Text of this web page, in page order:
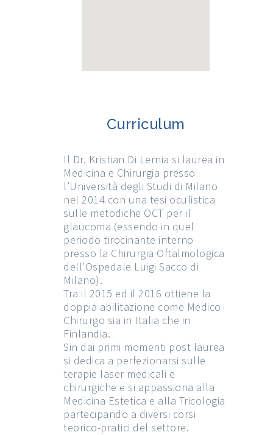
Curriculum
Il Dr. Kristian Di Lernia si laurea in
Medicina e Chirurgia presso
l’Università degli Studi di Milano
nel 2014 con una tesi oculistica
sulle metodiche OCT per il
glaucoma (essendo in quel
periodo tirocinante interno
presso la Chirurgia Oftalmologica
dell’Ospedale Luigi Sacco di
Milano).
Tra il 2015 ed il 2016 ottiene la
doppia abilitazione come Medico-
Chirurgo sia in Italia che in
Finlandia.
Sin dai primi momenti post laurea
si dedica a perfezionarsi sulle
terapie laser medicali e
chirurgiche e si appassiona alla
Medicina Estetica e alla Tricologia
partecipando a diversi corsi
teorico-pratici del settore.